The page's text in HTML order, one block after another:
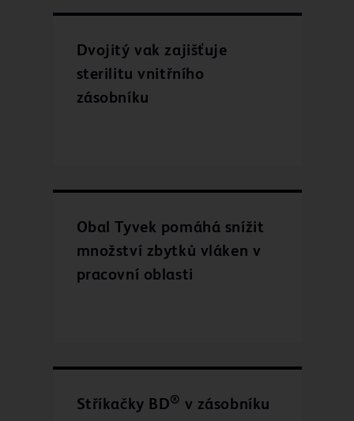
Dvojitý vak zajišťuje
sterilitu vnitřního
zásobníku
Obal Tyvek pomáhá snížit
množství zbytků vláken v
pracovní oblasti
Stříkačky BD® v zásobníku